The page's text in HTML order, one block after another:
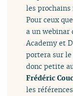
les prochains
Pour ceux
a un webinar
Academy et
portera sur
donc petite
Frédéric
les